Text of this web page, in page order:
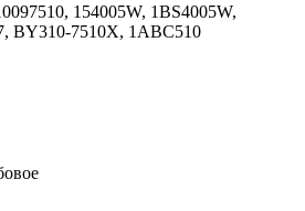
154005W, 1BS4005W,
BY310-7510X, 1ABC510